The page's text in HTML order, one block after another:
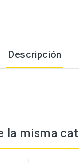
Descripción
la misma